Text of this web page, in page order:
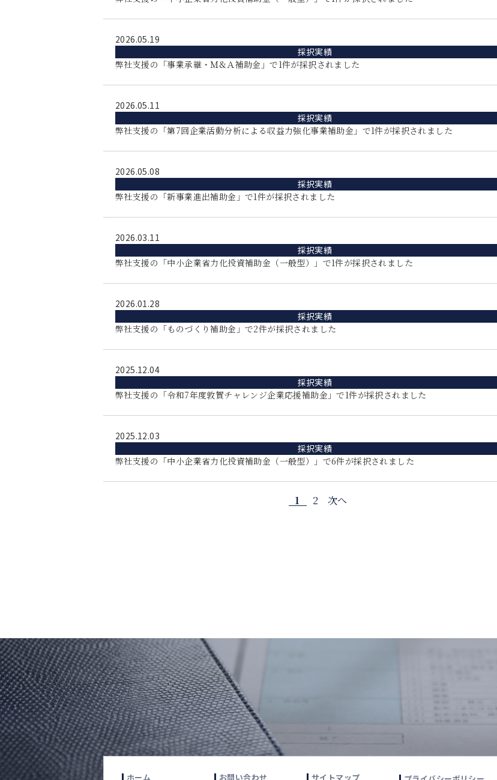
2026.05.19
採択実績
弊社支援の「事業承継・Ｍ&Ａ補助金」で1件が採択されました
2026.05.11
採択実績
弊社支援の「第7回企業活動分析による収益力強化事業補助金」で1件が採択されました
2026.05.08
採択実績
弊社支援の「新事業進出補助金」で1件が採択されました
2026.03.11
採択実績
弊社支援の「中小企業省力化投資補助金（一般型）」で1件が採択されました
2026.01.28
採択実績
弊社支援の「ものづくり補助金」で2件が採択されました
2025.12.04
採択実績
弊社支援の「令和7年度敦賀チャレンジ企業応援補助金」で1件が採択されました
2025.12.03
採択実績
弊社支援の「中小企業省力化投資補助金（一般型）」で6件が採択されました
1 2 次へ
ホーム お問い合わせ サイトマップ